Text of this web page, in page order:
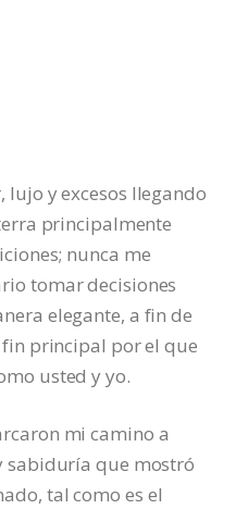
lujo y excesos llegando
principalmente
nunca me
tomar decisiones
elegante, a fin de
principal por el que
usted y yo.
mi camino a
sabiduría que mostró
tal como es el